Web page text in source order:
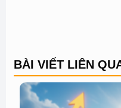
BÀI VIẾT LIÊN